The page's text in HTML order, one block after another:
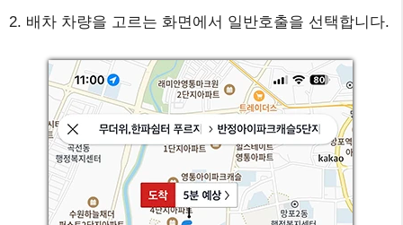
2. 배차 차량을 고르는 화면에서 일반호출을 선택합니다.